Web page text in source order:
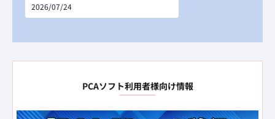
2026/07/24
PCAソフト利用者様向け情報